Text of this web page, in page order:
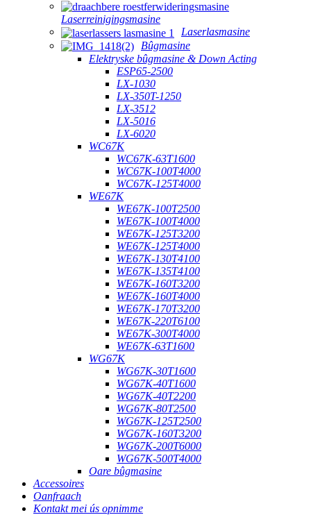
Laserreinigingsmasine
Laserlasmasine
Bûgmasine
Elektryske bûgmasine & Down Acting
ESP65-2500
LX-1030
LX-350T-1250
LX-3512
LX-5016
LX-6020
WC67K
WC67K-63T1600
WC67K-100T4000
WC67K-125T4000
WE67K
WE67K-100T2500
WE67K-100T4000
WE67K-125T3200
WE67K-125T4000
WE67K-130T4100
WE67K-135T4100
WE67K-160T3200
WE67K-160T4000
WE67K-170T3200
WE67K-220T6100
WE67K-300T4000
WE67K-63T1600
WG67K
WG67K-30T1600
WG67K-40T1600
WG67K-40T2200
WG67K-80T2500
WG67K-125T2500
WG67K-160T3200
WG67K-200T6000
WG67K-500T4000
Oare bûgmasine
Accessoires
Oanfraach
Kontakt mei ús opnimme